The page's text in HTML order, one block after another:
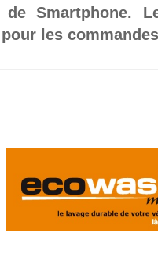
Smartphone.
les